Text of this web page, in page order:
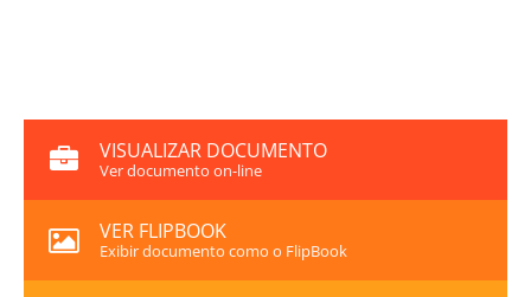
VISUALIZAR DOCUMENTO
Ver documento on-line
VER FLIPBOOK
Exibir documento como o FlipBook